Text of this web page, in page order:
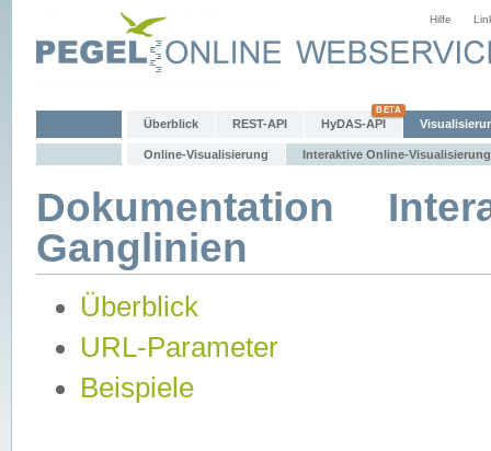
Hilfe
Überblick REST-API HyDAS-API
Online-Visualisierung Interaktive Online-Visualisierung
Dokumentation
Ganglinien
Überblick
URL-Parameter
Beispiele